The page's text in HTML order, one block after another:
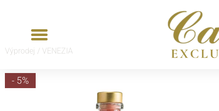
Výprodej / VENEZIA
- 5%